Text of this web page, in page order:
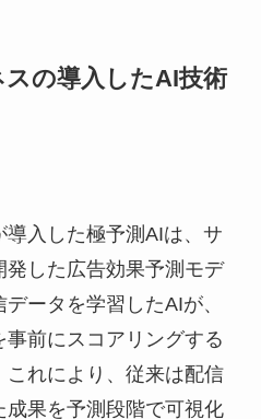
の導入したAI技術
入した極予測AIは、サ
発した広告効果予測モデ
ータを学習したAIが、
前にスコアリングする
れにより、従来は配信
果を予測段階で可視化